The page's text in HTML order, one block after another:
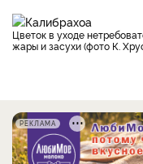
Цветок в уходе нетребователен, в стрижке не нуждается, не боится
жары и засухи (фото К.
РЕКЛАМА